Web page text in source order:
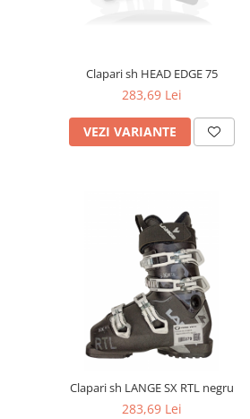
Clapari sh HEAD EDGE 75
283,69 Lei
VEZI VARIANTE
Clapari sh LANGE SX RTL negru
283,69 Lei